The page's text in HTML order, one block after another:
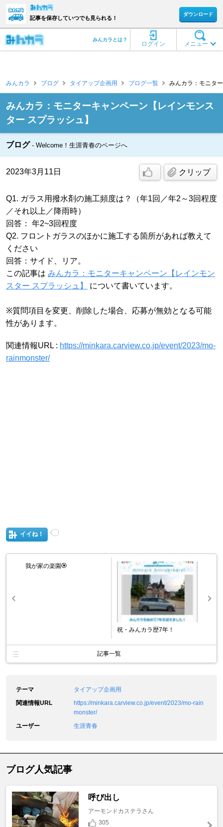
記事を保存していつでも見られる！
ダウンロード
メニュー
ログイン
みんカラとは？
みんカラ ブログ タイアップ企画用 ブログ一覧 みんカラ：モニタ
みんカラ：モニターキャンペーン【レインモンス
ター スプラッシュ】
ブログ Welcome！生涯青春のページへ
2023年3月11日 クリップ
Q1. ガラス用撥水剤の施工頻度は？（年1回／年2～3回程度
／それ以上／降雨時）
回答： 年2~3回程度
Q2. フロントガラスのほかに施工する箇所があれば教えて
ください
回答：サイド、リア。
この記事は みんカラ：モニターキャンペーン【レインモン
スター スプラッシュ】
について書いています。
※質問項目を変更、削除した場合、応募が無効となる可能
性があります。
関連情報URL : https://minkara.carview.co.jp/event/2023/mo-
rainmonster/
イイね！
我が家の楽園🏵️
祝・みんカラ歴7年！
記事一覧
テーマ
タイアップ企画用
関連情報URL
https://minkara.carview.co.jp/event/2023/mo-rain
monster/
ユーザー
生涯青春
ブログ人気記事
呼び出し
アーモンドカステラさん
305